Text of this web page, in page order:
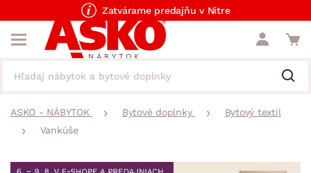
Zatvárame predajňu v Nitre
ASKO - NÁBYTOK Bytové doplnky
Bytový textil
Vankúše